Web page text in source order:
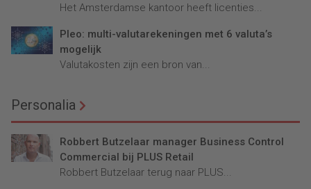
Het Amsterdamse kantoor heeft licenties...
Pleo: multi-valutarekeningen met 6 valuta’s
mogelijk
Valutakosten zijn een bron van...
Personalia
Robbert Butzelaar manager Business Control
Commercial bij PLUS Retail
Robbert Butzelaar terug naar PLUS...